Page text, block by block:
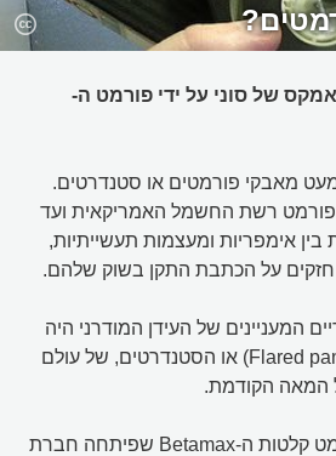
של סוני על ידי פורמט ה-
מאבקי פורמטים או סטנדרטים.
פורמט רשת החשמל האמריקאית ועד
אימפריות ומעצמות תעשייתיות,
על הכתבת התקן בשוק שלהם.
המעניינים של העידן המודרני היה
מלחמת הפורמטים (Flared pants) או הסטנדרטים, של עולם
המאבק התנהל בין פורמט קלטות ה-Betamax שפיתחה חברת